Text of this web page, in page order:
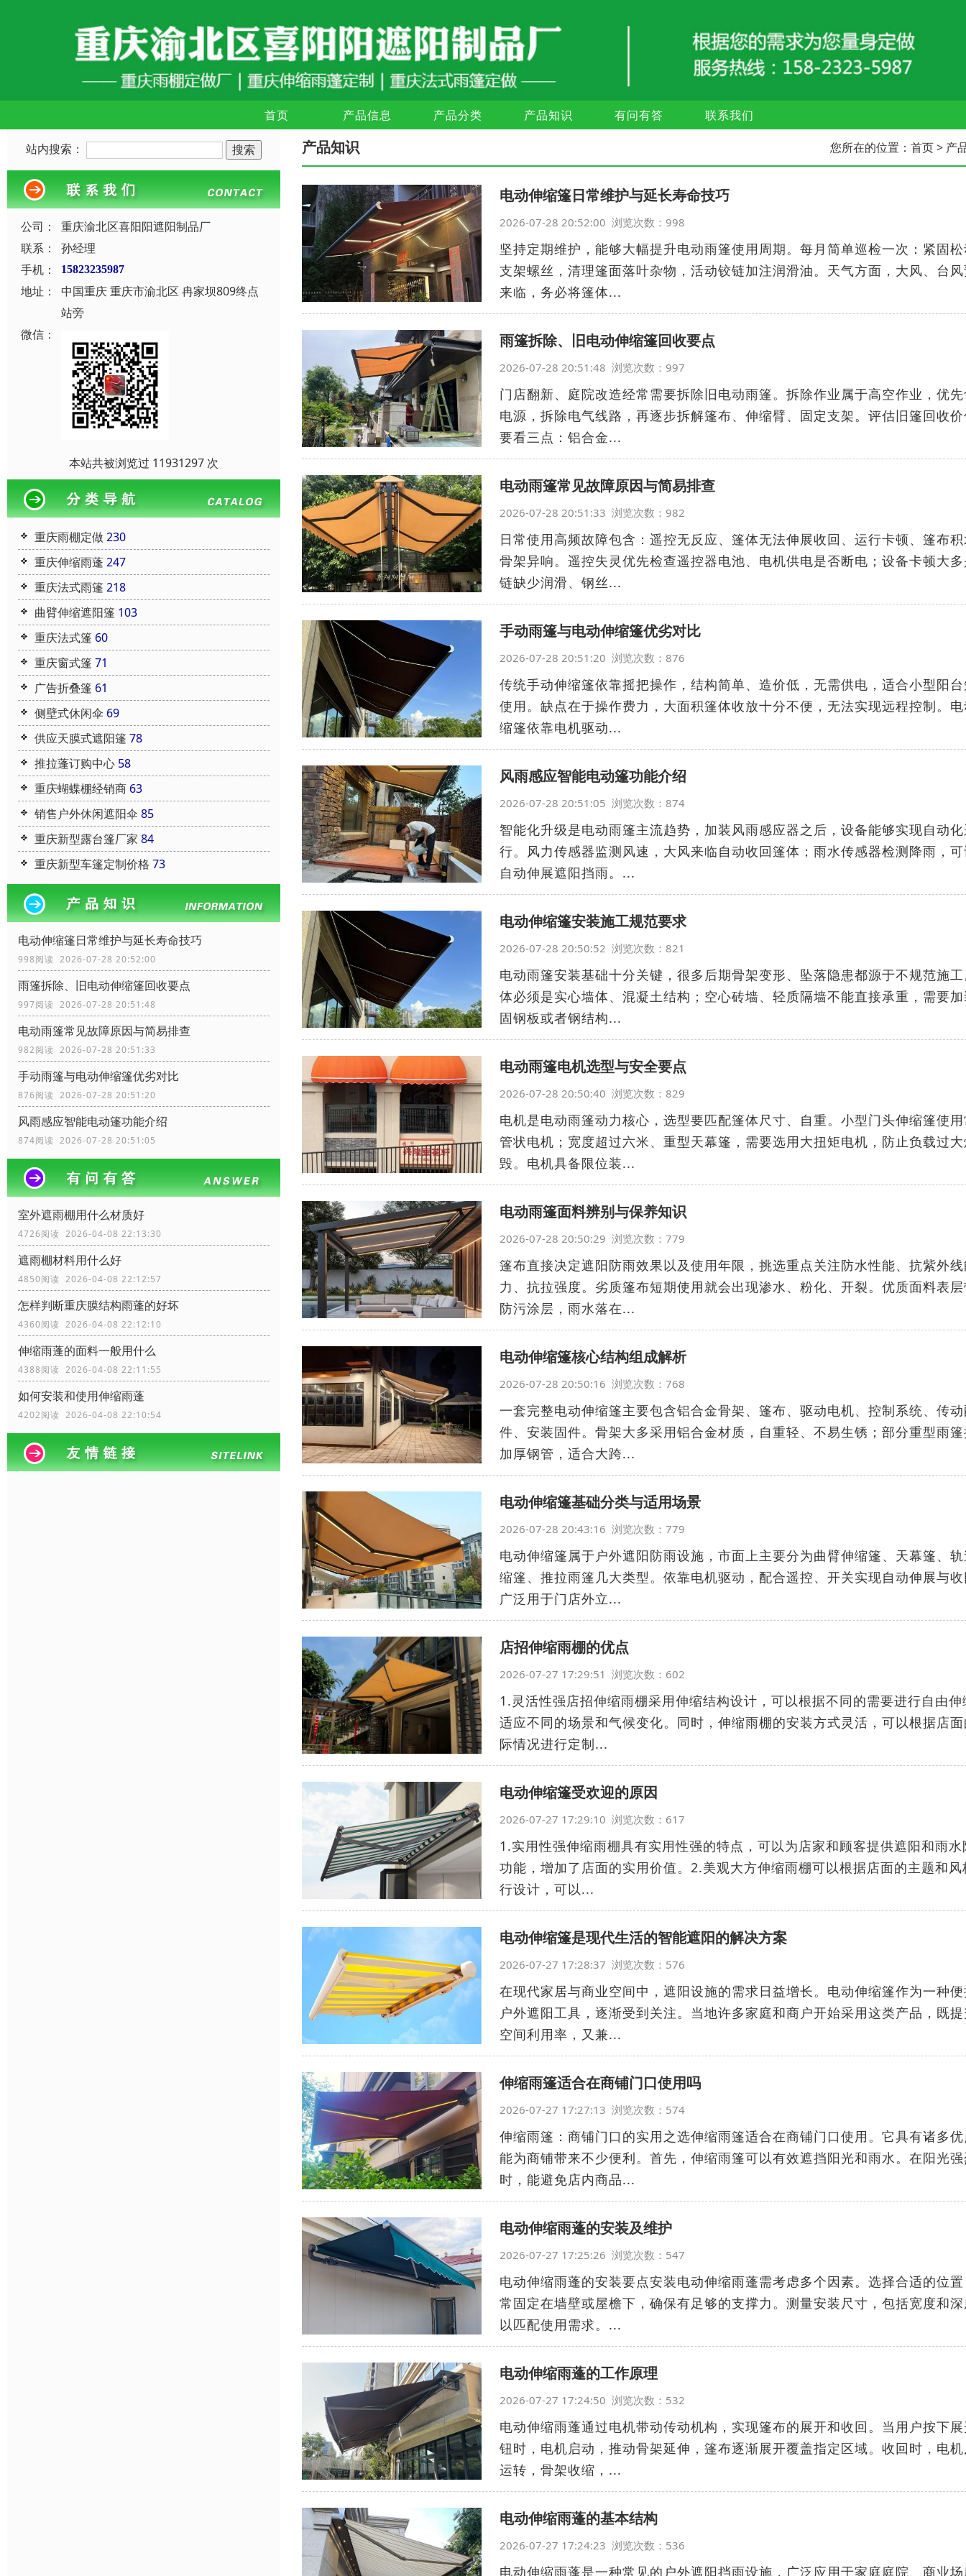
首页 产品信息 产品分类 产品知识 有问有答 联系我们
站内搜索：
公司：
重庆渝北区喜阳阳遮阳制品厂
联系：
孙经理
手机：
15823235987
地址：
中国重庆 重庆市渝北区 冉家坝809终点
站旁
微信：
本站共被浏览过 11931297 次
重庆雨棚定做230
重庆伸缩雨蓬247
重庆法式雨篷 218
曲臂伸缩遮阳篷 103
重庆法式篷 60
重庆窗式篷 71
广告折叠篷 61
侧壁式休闲伞 69
供应天膜式遮阳篷 78
推拉蓬订购中心 58
重庆蝴蝶棚经销商 63
销售户外休闲遮阳伞 85
重庆新型露台篷厂家 84
重庆新型车篷定制价格 73
电动伸缩篷日常维护与延长寿命技巧
998阅读 2026-07-28 20:52:00
雨篷拆除、旧电动伸缩篷回收要点
997阅读 2026-07-28 20:51:48
电动雨篷常见故障原因与简易排查
982阅读 2026-07-28 20:51:33
手动雨篷与电动伸缩篷优劣对比
876阅读 2026-07-28 20:51:20
风雨感应智能电动篷功能介绍
874阅读 2026-07-28 20:51:05
室外遮雨棚用什么材质好
4726阅读 2026-04-08 22:13:30
遮雨棚材料用什么好
4850阅读 2026-04-08 22:12:57
怎样判断重庆膜结构雨蓬的好坏
4360阅读 2026-04-08 22:12:10
伸缩雨蓬的面料一般用什么
4388阅读 2026-04-08 22:11:55
如何安装和使用伸缩雨蓬
4202阅读 2026-04-08 22:10:54
产品知识 您所在的位置： 首页> 产
电动伸缩篷日常维护与延长寿命技巧
2026-07-28 20:52:00 浏览次数：998
坚持定期维护，能够大幅提升电动雨篷使用周期。每月简单巡检一次：紧固
支架螺丝，清理篷面落叶杂物，活动铰链加注润滑油。天气方面，大风、台
来临，务必将篷体...
雨篷拆除、旧电动伸缩篷回收要点
2026-07-28 20:51:48 浏览次数：997
门店翻新、庭院改造经常需要拆除旧电动雨篷。拆除作业属于高空作业，优
电源，拆除电气线路，再逐步拆解篷布、伸缩臂、固定支架。评估旧篷回收
要看三点：铝合金...
电动雨篷常见故障原因与简易排查
2026-07-28 20:51:33 浏览次数：982
日常使用高频故障包含：遥控无反应、篷体无法伸展收回、运行卡顿、篷布
骨架异响。遥控失灵优先检查遥控器电池、电机供电是否断电；设备卡顿大
链缺少润滑、钢丝...
手动雨篷与电动伸缩篷优劣对比
2026-07-28 20:51:20 浏览次数：876
传统手动伸缩篷依靠摇把操作，结构简单、造价低，无需供电，适合小型阳
使用。缺点在于操作费力，大面积篷体收放十分不便，无法实现远程控制。
缩篷依靠电机驱动...
风雨感应智能电动篷功能介绍
2026-07-28 20:51:05 浏览次数：874
智能化升级是电动雨篷主流趋势，加装风雨感应器之后，设备能够实现自动
行。风力传感器监测风速，大风来临自动收回篷体；雨水传感器检测降雨，
自动伸展遮阳挡雨。...
电动伸缩篷安装施工规范要求
2026-07-28 20:50:52 浏览次数：821
电动雨篷安装基础十分关键，很多后期骨架变形、坠落隐患都源于不规范施
体必须是实心墙体、混凝土结构；空心砖墙、轻质隔墙不能直接承重，需要
固钢板或者钢结构...
电动雨篷电机选型与安全要点
2026-07-28 20:50:40 浏览次数：829
电机是电动雨篷动力核心，选型要匹配篷体尺寸、自重。小型门头伸缩篷使
管状电机；宽度超过六米、重型天幕篷，需要选用大扭矩电机，防止负载过
毁。电机具备限位装...
电动雨篷面料辨别与保养知识
2026-07-28 20:50:29 浏览次数：779
篷布直接决定遮阳防雨效果以及使用年限，挑选重点关注防水性能、抗紫外
力、抗拉强度。劣质篷布短期使用就会出现渗水、粉化、开裂。优质面料表
防污涂层，雨水落在...
电动伸缩篷核心结构组成解析
2026-07-28 20:50:16 浏览次数：768
一套完整电动伸缩篷主要包含铝合金骨架、篷布、驱动电机、控制系统、传
件、安装固件。骨架大多采用铝合金材质，自重轻、不易生锈；部分重型雨
加厚钢管，适合大跨...
电动伸缩篷基础分类与适用场景
2026-07-28 20:43:16 浏览次数：779
电动伸缩篷属于户外遮阳防雨设施，市面上主要分为曲臂伸缩篷、天幕篷、
缩篷、推拉雨篷几大类型。依靠电机驱动，配合遥控、开关实现自动伸展与
广泛用于门店外立...
店招伸缩雨棚的优点
2026-07-27 17:29:51 浏览次数：602
1.灵活性强店招伸缩雨棚采用伸缩结构设计，可以根据不同的需要进行自由伸
适应不同的场景和气候变化。同时，伸缩雨棚的安装方式灵活，可以根据店
际情况进行定制...
电动伸缩篷受欢迎的原因
2026-07-27 17:29:10 浏览次数：617
1.实用性强伸缩雨棚具有实用性强的特点，可以为店家和顾客提供遮阳和雨水
功能，增加了店面的实用价值。2.美观大方伸缩雨棚可以根据店面的主题和风
行设计，可以...
电动伸缩篷是现代生活的智能遮阳的解决方案
2026-07-27 17:28:37 浏览次数：576
在现代家居与商业空间中，遮阳设施的需求日益增长。电动伸缩篷作为一种
户外遮阳工具，逐渐受到关注。当地许多家庭和商户开始采用这类产品，既
空间利用率，又兼...
伸缩雨篷适合在商铺门口使用吗
2026-07-27 17:27:13 浏览次数：574
伸缩雨篷：商铺门口的实用之选伸缩雨篷适合在商铺门口使用。它具有诸多
能为商铺带来不少便利。首先，伸缩雨篷可以有效遮挡阳光和雨水。在阳光
时，能避免店内商品...
电动伸缩雨蓬的安装及维护
2026-07-27 17:25:26 浏览次数：547
电动伸缩雨蓬的安装要点安装电动伸缩雨蓬需考虑多个因素。选择合适的位
常固定在墙壁或屋檐下，确保有足够的支撑力。测量安装尺寸，包括宽度和
以匹配使用需求。...
电动伸缩雨蓬的工作原理
2026-07-27 17:24:50 浏览次数：532
电动伸缩雨蓬通过电机带动传动机构，实现篷布的展开和收回。当用户按下
钮时，电机启动，推动骨架延伸，篷布逐渐展开覆盖指定区域。收回时，电
运转，骨架收缩，...
电动伸缩雨蓬的基本结构
2026-07-27 17:24:23 浏览次数：536
电动伸缩雨蓬是一种常见的户外遮阳挡雨设施，广泛应用于家庭庭院、商业